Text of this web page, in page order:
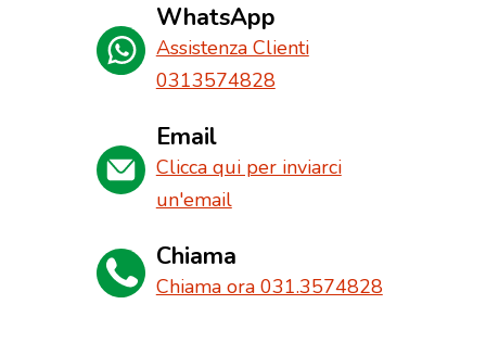
WhatsApp
Assistenza Clienti
0313574828
Email
Clicca qui per inviarci
un'email
Chiama
Chiama ora 031.3574828